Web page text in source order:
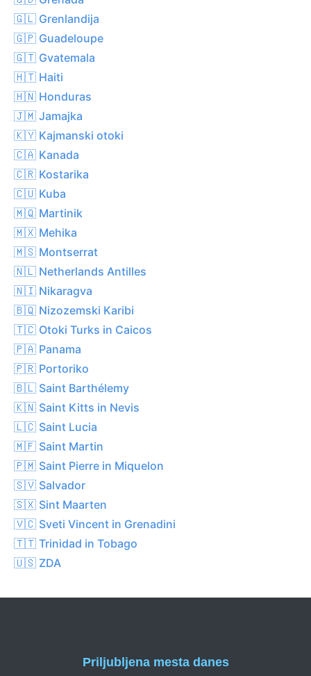
🇬🇱 Grenlandija
🇬🇵 Guadeloupe
🇬🇹 Gvatemala
🇭🇹 Haiti
🇭🇳 Honduras
🇯🇲 Jamajka
🇰🇾 Kajmanski otoki
🇨🇦 Kanada
🇨🇷 Kostarika
🇨🇺 Kuba
🇲🇶 Martinik
🇲🇽 Mehika
🇲🇸 Montserrat
🇳🇱 Netherlands Antilles
🇳🇮 Nikaragva
🇧🇶 Nizozemski Karibi
🇹🇨 Otoki Turks in Caicos
🇵🇦 Panama
🇵🇷 Portoriko
🇧🇱 Saint Barthélemy
🇰🇳 Saint Kitts in Nevis
🇱🇨 Saint Lucia
🇲🇫 Saint Martin
🇵🇲 Saint Pierre in Miquelon
🇸🇻 Salvador
🇸🇽 Sint Maarten
🇻🇨 Sveti Vincent in Grenadini
🇹🇹 Trinidad in Tobago
🇺🇸 ZDA
Priljubljena mesta danes